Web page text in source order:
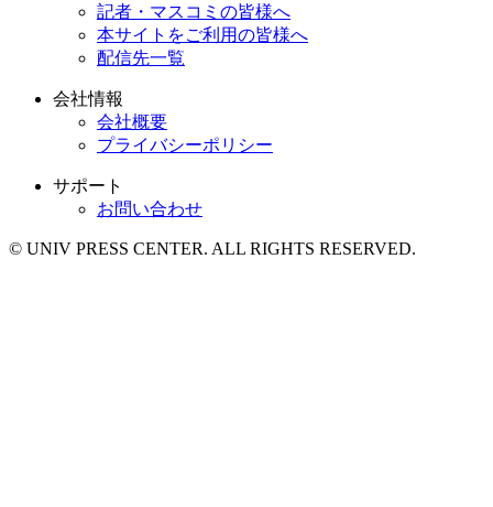
記者・マスコミの皆様へ
本サイトをご利用の皆様へ
配信先一覧
会社情報
会社概要
プライバシーポリシー
サポート
お問い合わせ
© UNIV PRESS CENTER. ALL RIGHTS RESERVED.